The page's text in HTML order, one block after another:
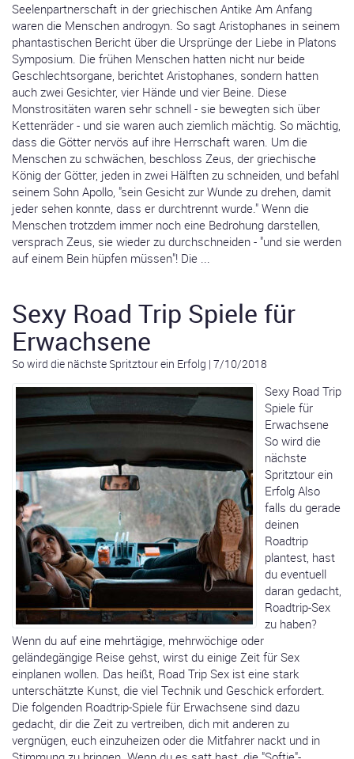
Seelenpartnerschaft in der griechischen Antike Am Anfang
waren die Menschen androgyn. So sagt Aristophanes in seinem
phantastischen Bericht über die Ursprünge der Liebe in Platons
Symposium. Die frühen Menschen hatten nicht nur beide
Geschlechtsorgane, berichtet Aristophanes, sondern hatten
auch zwei Gesichter, vier Hände und vier Beine. Diese
Monstrositäten waren sehr schnell - sie bewegten sich über
Kettenräder - und sie waren auch ziemlich mächtig. So mächtig,
dass die Götter nervös auf ihre Herrschaft waren. Um die
Menschen zu schwächen, beschloss Zeus, der griechische
König der Götter, jeden in zwei Hälften zu schneiden, und befahl
seinem Sohn Apollo, "sein Gesicht zur Wunde zu drehen, damit
jeder sehen konnte, dass er durchtrennt wurde." Wenn die
Menschen trotzdem immer noch eine Bedrohung darstellen,
versprach Zeus, sie wieder zu durchschneiden - "und sie werden
auf einem Bein hüpfen müssen"! Die ...
Sexy Road Trip Spiele für
Erwachsene
So wird die nächste Spritztour ein Erfolg | 7/10/2018
Sexy Road Trip
Spiele für
Erwachsene
So wird die
nächste
Spritztour ein
Erfolg Also
falls du gerade
deinen
Roadtrip
plantest, hast
du eventuell
daran gedacht,
Roadtrip-Sex
zu haben?
Wenn du auf eine mehrtägige, mehrwöchige oder
geländegängige Reise gehst, wirst du einige Zeit für Sex
einplanen wollen. Das heißt, Road Trip Sex ist eine stark
unterschätzte Kunst, die viel Technik und Geschick erfordert.
Die folgenden Roadtrip-Spiele für Erwachsene sind dazu
gedacht, dir die Zeit zu vertreiben, dich mit anderen zu
vergnügen, euch einzuheizen oder die Mitfahrer nackt und in